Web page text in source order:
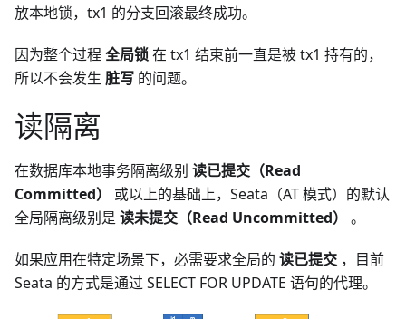
放本地锁，tx1 的分支回滚最终成功。
因为整个过程 全局锁在 tx1 结束前一直是被 tx1 持有的，
所以不会发生 脏写 的问题。
读隔离
在数据库本地事务隔离级别 读已提交（Read
Committed）
或以上的基础上，Seata（AT 模式）的默认
全局隔离级别是 读未提交（Read Uncommitted） 。
如果应用在特定场景下，必需要求全局的 读已提交 ，目前
Seata 的方式是通过 SELECT FOR UPDATE 语句的代理。